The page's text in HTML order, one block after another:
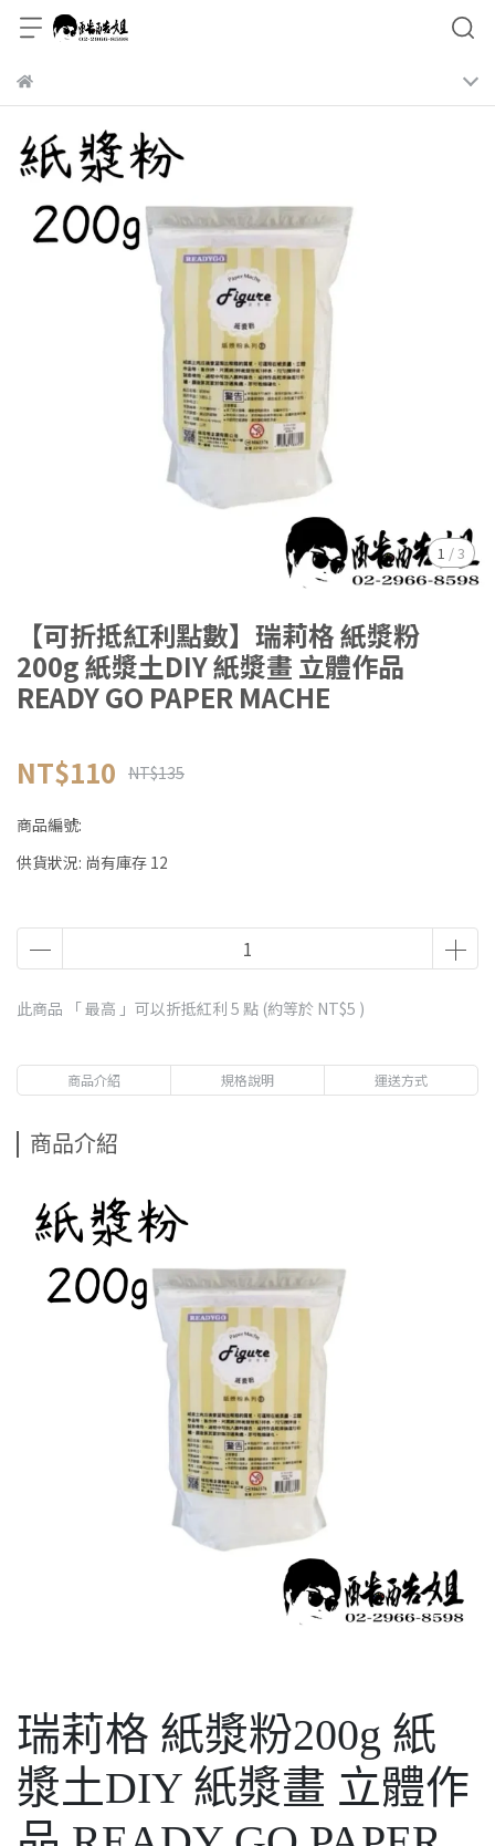
1 /3
【可折抵紅利點數】瑞莉格 紙漿粉
200g 紙漿土DIY 紙漿畫 立體作品
READY GO PAPER MACHE
NT$110 NT$135
商品編號:
供貨狀況: 尚有庫存 12
此商品 「 最高 」可以折抵紅利 5 點 (約等於 NT$5 )
商品介紹 規格說明 運送方式
商品介紹
瑞莉格 紙漿粉200g 紙
漿土DIY 紙漿畫 立體作